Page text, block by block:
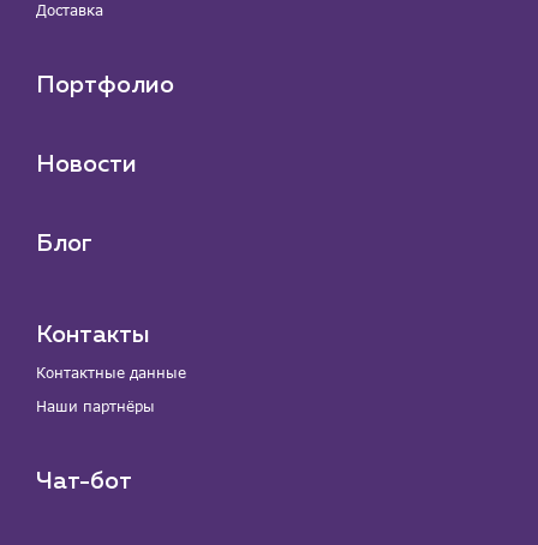
Доставка
Портфолио
Новости
Блог
Контакты
Контактные данные
Наши партнёры
Чат-бот